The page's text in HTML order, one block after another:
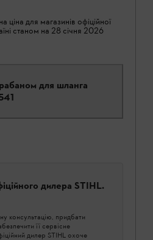
для магазинів офіційної
станом на 28 січня 2026
для шланга
дилера STIHL.
консультацію, придбати
її сервісне
дилер STIHL охоче